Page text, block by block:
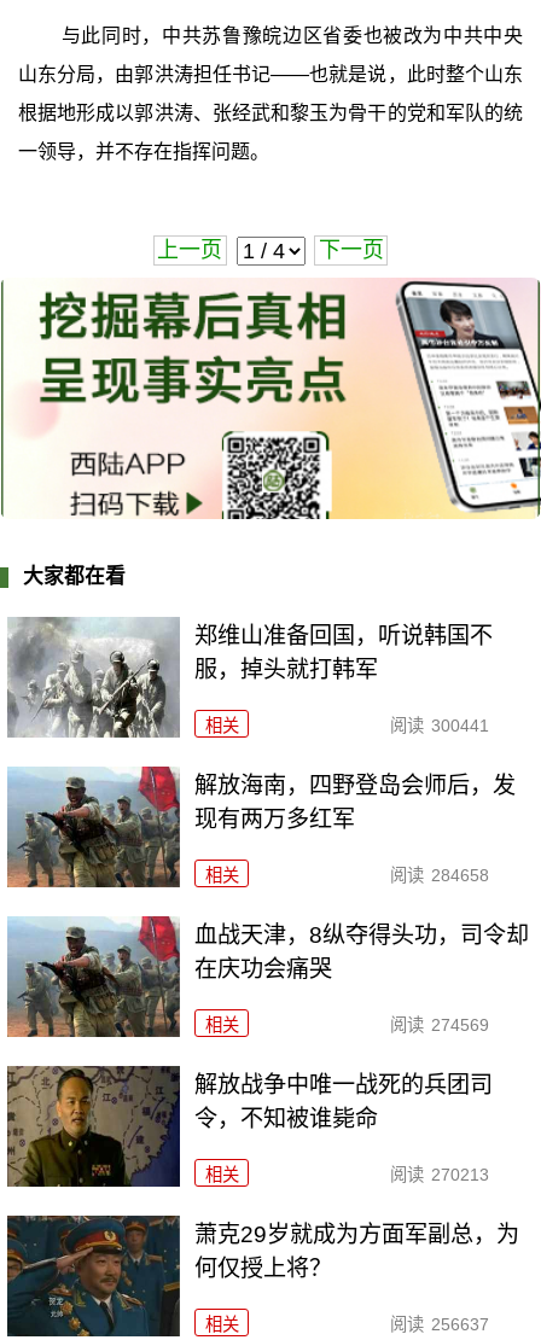
与此同时，中共苏鲁豫皖边区省委也被改为中共中央
山东分局，由郭洪涛担任书记——也就是说，此时整个山东
根据地形成以郭洪涛、张经武和黎玉为骨干的党和军队的统
一领导，并不存在指挥问题。
上一页 下一页
大家都在看
郑维山准备回国，听说韩国不
服，掉头就打韩军
相关 阅读 300441
解放海南，四野登岛会师后，发
现有两万多红军
相关 阅读 284658
血战天津，8纵夺得头功，司令却
在庆功会痛哭
相关 阅读 274569
解放战争中唯一战死的兵团司
令，不知被谁毙命
相关 阅读 270213
萧克29岁就成为方面军副总，为
何仅授上将？
相关 阅读 256637